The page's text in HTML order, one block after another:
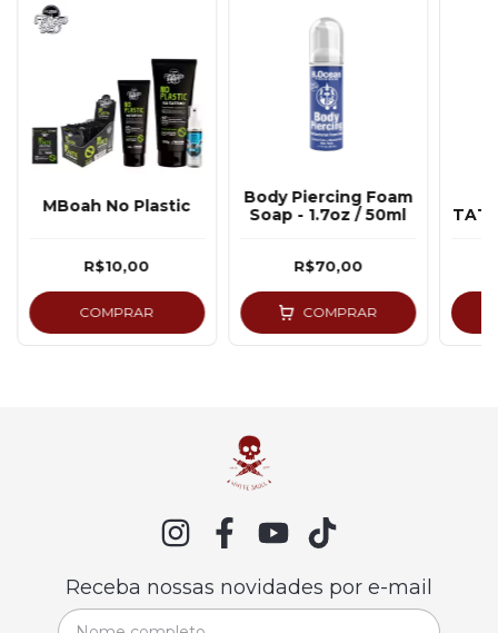
MBoah No Plastic
R$10,00
COMPRAR
Body Piercing Foam
Soap - 1.7oz / 50ml
R$70,00
COMPRAR
Receba nossas novidades por e-mail